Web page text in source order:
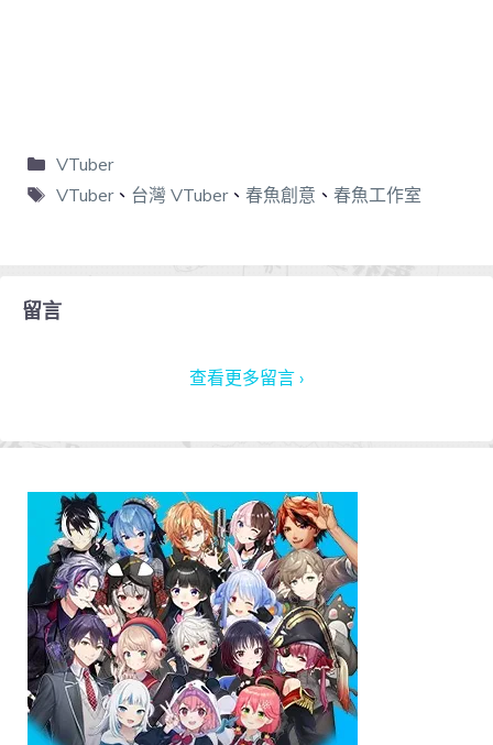
VTuber
VTuber、 台灣 VTuber、 春魚創意 、 春魚工作室
留言
查看更多留言 ›